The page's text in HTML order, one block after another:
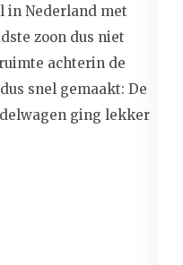
in Nederland met
zoon dus niet
achterin de
snel gemaakt: De
ging lekker